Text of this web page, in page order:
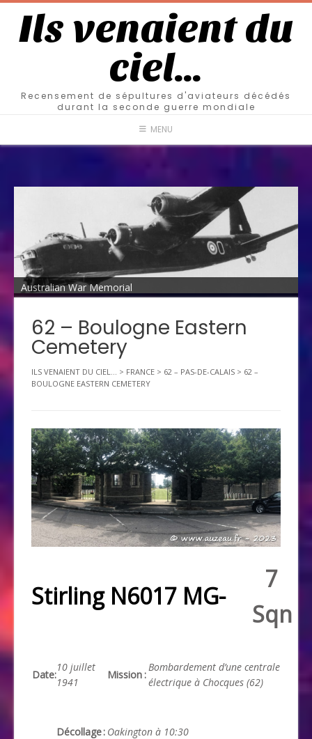
Ils venaient du
ciel…
Recensement de sépultures d'aviateurs décédés
durant la seconde guerre mondiale
MENU
Australian War Memorial
62 – Boulogne Eastern
Cemetery
ILS VENAIENT DU CIEL... > FRANCE > 62 – PAS-DE-CALAIS > 62 –
BOULOGNE EASTERN CEMETERY
Stirling N6017 MG-
7
Sqn
Date:
10 juillet
1941
Mission :
Bombardement d’une centrale
électrique à Chocques (62)
Décollage: Oakington à 10:30